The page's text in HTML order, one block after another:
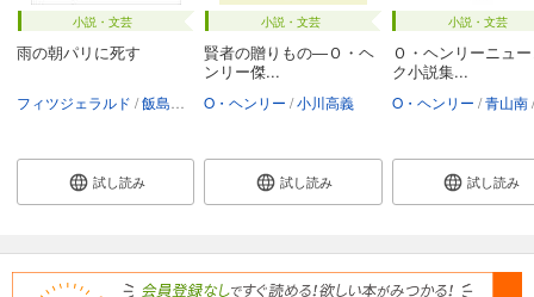
小説・文芸
雨の朝パリに死す
フィツジェラルド 飯島淳秀
試し読み
小説・文芸
賢者の贈りもの―Ｏ・ヘ
ンリー傑...
O・ヘンリー 小川高義
試し読み
小説・文芸
Ｏ・ヘンリーニュ
ク小説集...
O・ヘンリー 青山南
試し読み